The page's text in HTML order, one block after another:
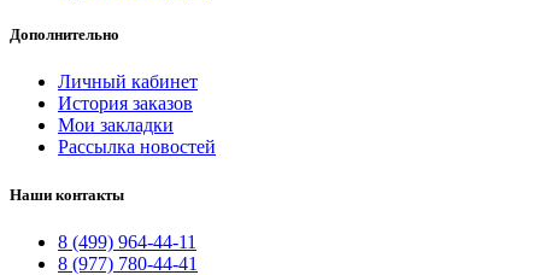
Дополнительно
Личный кабинет
История заказов
Мои закладки
Рассылка новостей
Наши контакты
8 (499) 964-44-11
8 (977) 780-44-41